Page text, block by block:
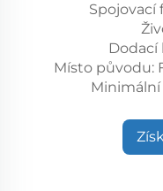
Spojovací
Dodací
Místo původu:
Minimální